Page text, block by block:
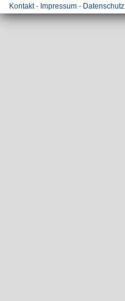
Kontakt- Impressum - Datenschutz